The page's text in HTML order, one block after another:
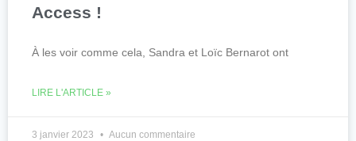
Access !
À les voir comme cela, Sandra et Loïc Bernarot ont
LIRE L'ARTICLE »
3 janvier 2023 Aucun commentaire